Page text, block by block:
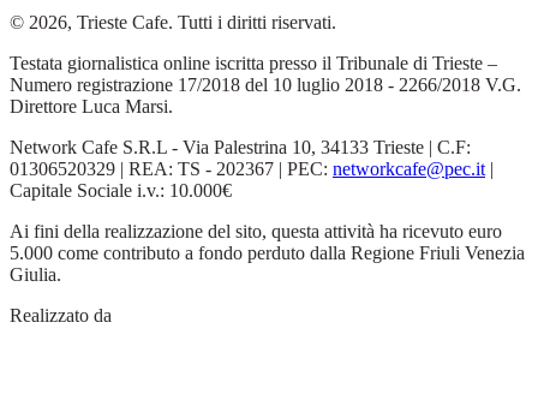
© 2026, Trieste Cafe. Tutti i diritti riservati.
Testata giornalistica online iscritta presso il Tribunale di Trieste –
Numero registrazione 17/2018 del 10 luglio 2018 - 2266/2018 V.G.
Direttore Luca Marsi.
Network Cafe S.R.L - Via Palestrina 10, 34133 Trieste | C.F:
01306520329 | REA: TS - 202367 | PEC: networkcafe@pec.it |
Capitale Sociale i.v.: 10.000€
Ai fini della realizzazione del sito, questa attività ha ricevuto euro
5.000 come contributo a fondo perduto dalla Regione Friuli Venezia
Giulia.
Realizzato da